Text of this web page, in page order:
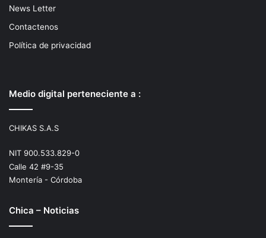
News Letter
Contactenos
Política de privacidad
Medio digital perteneciente a :
CHIKAS S.A.S
NIT 900.533.829-0
Calle 42 #9-35
Montería - Córdoba
Chica – Noticias